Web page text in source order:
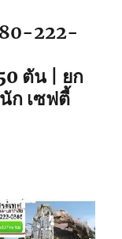
222-
ตัน | ยก
ก เซฟตี้